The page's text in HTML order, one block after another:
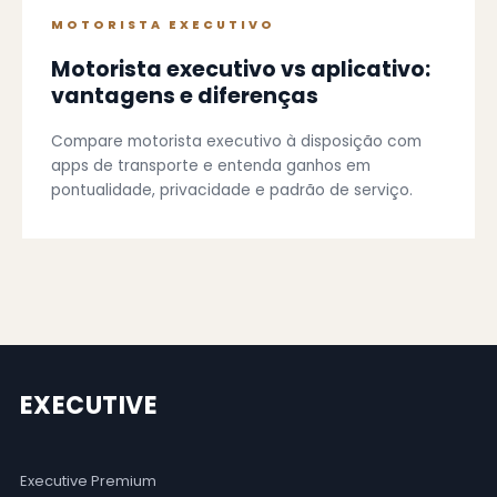
MOTORISTA EXECUTIVO
Motorista executivo vs aplicativo:
vantagens e diferenças
Compare motorista executivo à disposição com
apps de transporte e entenda ganhos em
pontualidade, privacidade e padrão de serviço.
EXECUTIVE
Executive Premium